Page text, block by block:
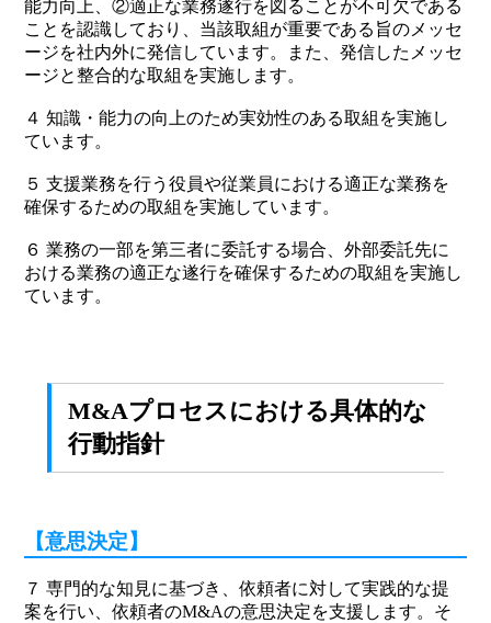
能力向上、②適正な業務遂行を図ることが不可欠である
ことを認識しており、当該取組が重要である旨のメッセ
ージを社内外に発信しています。また、発信したメッセ
ージと整合的な取組を実施します。
４ 知識・能力の向上のため実効性のある取組を実施し
ています。
５ 支援業務を行う役員や従業員における適正な業務を
確保するための取組を実施しています。
６ 業務の一部を第三者に委託する場合、外部委託先に
おける業務の適正な遂行を確保するための取組を実施し
ています。
M&Aプロセスにおける具体的な
行動指針
【意思決定】
７ 専門的な知見に基づき、依頼者に対して実践的な提
案を行い、依頼者のM&Aの意思決定を支援します。そ